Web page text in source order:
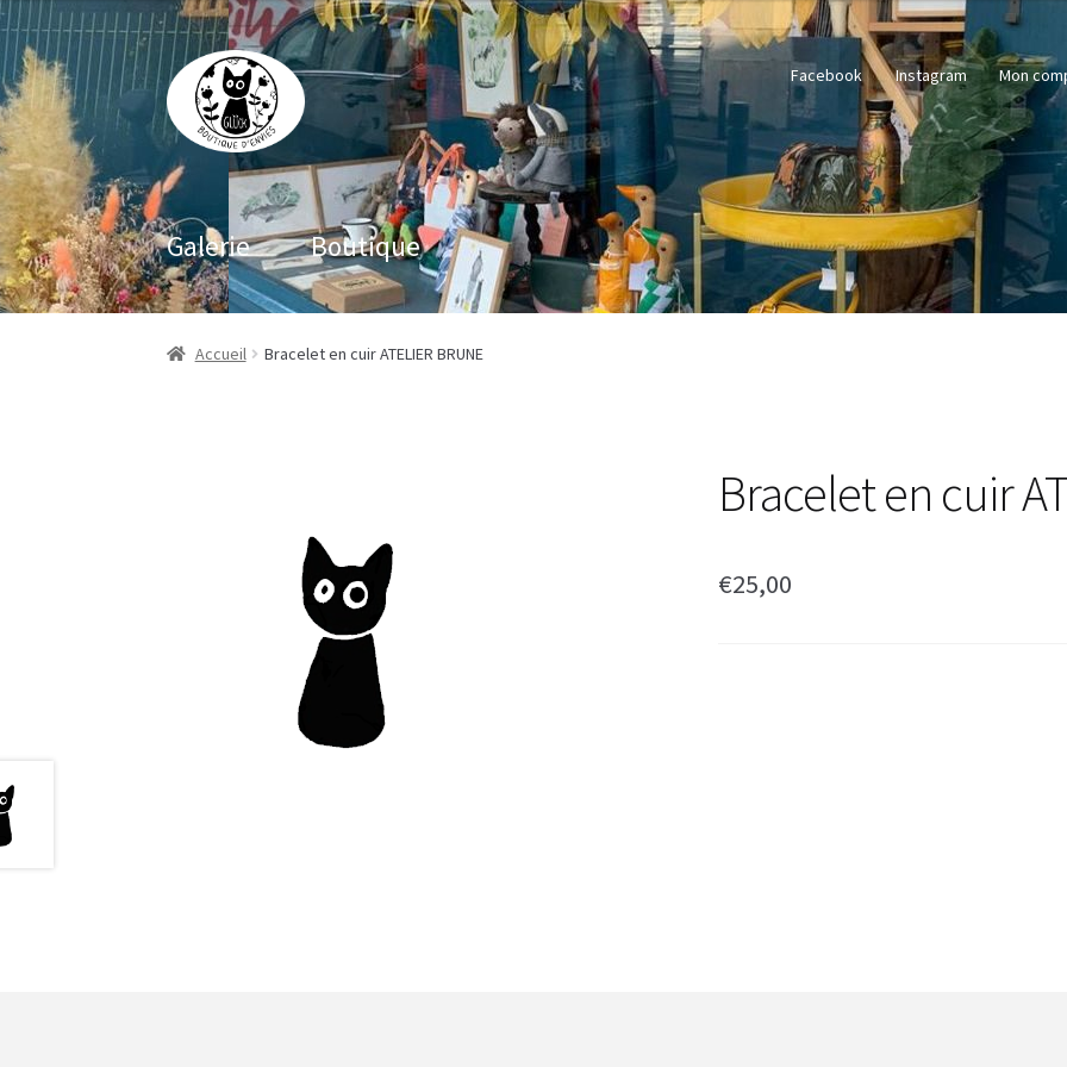
Aller
à
la
navigation
Aller
au
contenu
Facebook Instagram Mon
Galerie Boutique
Accueil Bracelet en cuir ATELIER BRUNE
Bracelet en cuir
€25,00